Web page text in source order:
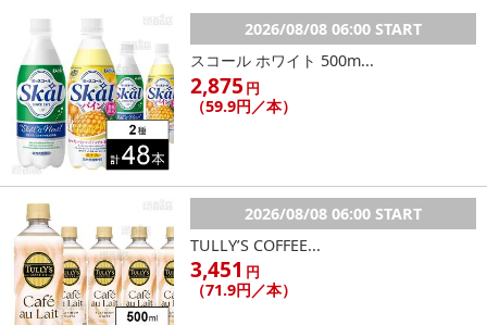
また、[新たな加工食品の原料原産地表示制度]の経過措置期間の終
了により、商品詳細内に記載の原産国・原材料の表記が旧表記の場
合がございます。
あらかじめご了承いただいた上でお申込みください。なお、本理由
によるお申込み後のキャンセル・返品交換は対応いたしかねます。
【お支払いについて】
※送料はお試し費用に含まれております。
※d払い、PayPay、au PAY、au PAY(auかんたん決済)、ソフトバン
クまとめて支払い、楽天ペイ、メルペイ、AEON Pay、Amazon Pa
yでお支払いの場合、決済のため外部サイトへ遷移します。
※予約商品は決済手段ごとに定められた決済期限日にお支払いを完
2026/08/08 06:00 START
スコール ホワイト 500m...
2,875 円
（59.9円／本）
2026/08/08 06:00 START
TULLY’S COFFEE...
3,451 円
（71.9円／本）